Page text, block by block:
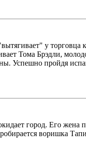
у
Тома Брэдли,
Успешно пройдя
город. Его
воришка